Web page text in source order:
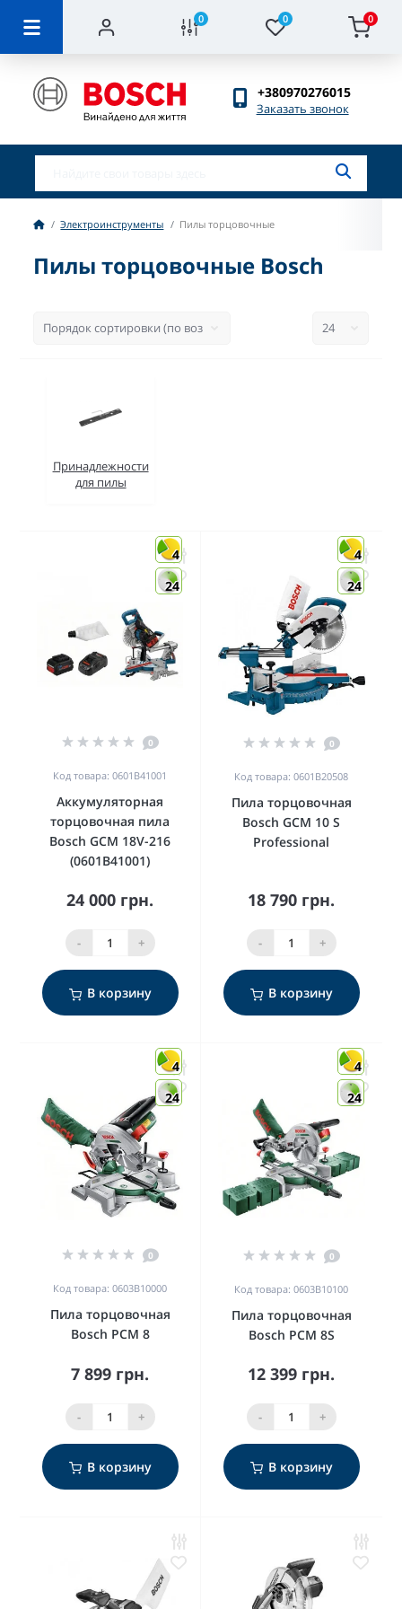
0 0 0
+380970276015
Заказать звонок
Электроинструменты Пилы торцовочные
Пилы торцовочные Bosch
Принадлежности
для пилы
4
24
0
Код товара: 0601B41001
Аккумуляторная
торцовочная пила
Bosch GCM 18V-216
(0601B41001)
24 000 грн.
- +
В корзину
4
24
0
Код товара: 0601B20508
Пила торцовочная
Bosch GCM 10 S
Professional
18 790 грн.
- +
В корзину
4
24
0
Код товара: 0603B10000
Пила торцовочная
Bosch PCM 8
7 899 грн.
- +
В корзину
4
24
0
Код товара: 0603B10100
Пила торцовочная
Bosch PCM 8S
12 399 грн.
- +
В корзину